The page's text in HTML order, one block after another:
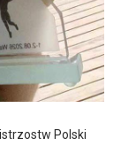
Polski